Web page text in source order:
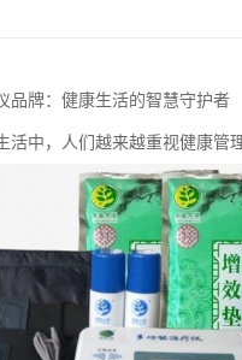
品牌：健康生活的智慧守护者
活中，人们越来越重视健康管